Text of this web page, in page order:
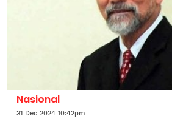
Nasional
31 Dec 2024 10:42pm